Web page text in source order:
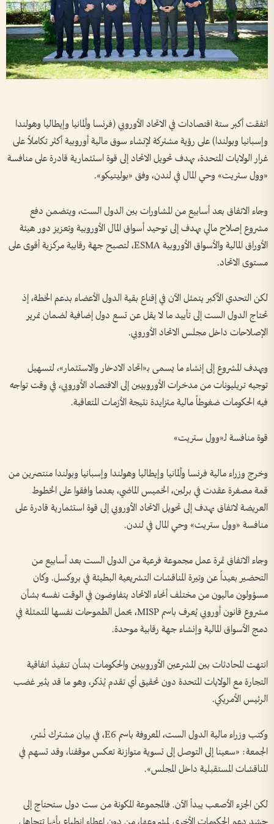
اتفقت أكبر ستة اقتصادات في الاتحاد الأوروبي (فرنسا وألمانيا وإيطاليا وهولندا
وإسبانيا وبولندا) على رؤية مشتركة لإنشاء سوق مالية أوروبية أكثر تكاملاً على
غرار الولايات المتحدة، بهدف تحويل الاتحاد إلى قوة استثمارية قادرة على منافسة
«وول ستريت» وحي المال في لندن، وفق «بوليتيكو».
وجاء الاتفاق بعد أسابيع من المشاورات بين الدول الست، ويتضمن دفع
مشروع إصلاح مالي يهدف إلى توحيد أسواق المال الأوروبية وتعزيز دور هيئة
الأوراق المالية والأسواق الأوروبية ESMA، لتصبح جهة رقابية مركزية أقوى على
مستوى الاتحاد.
لكن التحدي الأكبر يتمثل الآن في إقناع بقية الدول الأعضاء بدعم الخطة، إذ
تحتاج الدول الست إلى تأييد ما لا يقل عن تسع دول إضافية لضمان تمرير
الإصلاحات داخل مجلس الاتحاد الأوروبي.
ويهدف المشروع إلى إنشاء ما يسمى بـ«اتحاد الادخار والاستثمار»، لتسهيل
توجيه تريليونات من مدخرات الأوروبيين إلى الاقتصاد الأوروبي، في وقت تواجه
فيه الحكومات ضغوطاً مالية متزايدة نتيجة الأزمات المتعاقبة.
قوة منافسة لـ«وول ستريت»
وخرج وزراء مالية فرنسا وألمانيا وإيطاليا وهولندا وإسبانيا وبولندا منتصرين من
قمة مصغرة عقدت في برلين، الخميس الماضي، بعدما وافقوا على الخطوط
العريضة لاتفاق يهدف إلى تحويل الاتحاد الأوروبي إلى قوة استثمارية قادرة على
منافسة «وول ستريت» وحي المال في لندن.
وجاء الاتفاق ثمرة عمل مجموعة فرعية من الدول الست بعد أسابيع من
التحضير بعيداً عن وتيرة المناقشات التشريعية البطيئة في بروكسل. وكان
مسؤولون ماليون من مختلف أنحاء الاتحاد يتفاوضون في الوقت نفسه بشأن
مشروع قانون أوروبي يُعرف باسم MISP، يحمل الطموحات نفسها المتمثلة في
دمج الأسواق المالية وإنشاء جهة رقابية موحدة.
انتهت المحادثات بين المشرعين الأوروبيين والحكومات بشأن تنفيذ اتفاقية
التجارة مع الولايات المتحدة دون تحقيق أي تقدم يُذكر، وهو ما قد يثير غضب
الرئيس الأمريكي.
وكتب وزراء مالية الدول الست، المعروفة باسم E6، في بيان مشترك نُشر،
الجمعة: «سعينا إلى التوصل إلى تسوية متوازنة تعكس موقفنا، وقد تسهم في
المناقشات المستقبلية داخل المجلس».
لكن الجزء الأصعب يبدأ الآن. فالمجموعة المكونة من ست دول ستحتاج إلى